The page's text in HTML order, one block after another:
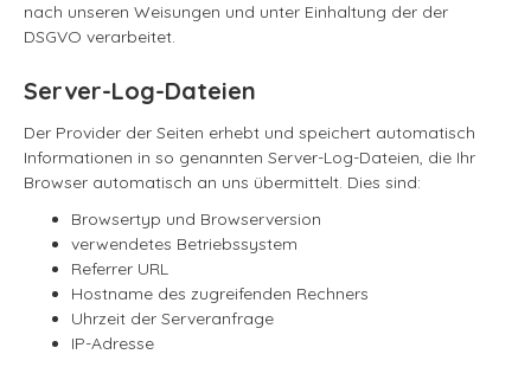
nach unseren Weisungen und unter Einhaltung der der
DSGVO verarbeitet.
Server-Log-Dateien
Der Provider der Seiten erhebt und speichert automatisch
Informationen in so genannten Server-Log-Dateien, die Ihr
Browser automatisch an uns übermittelt. Dies sind:
Browsertyp und Browserversion
verwendetes Betriebssystem
Referrer URL
Hostname des zugreifenden Rechners
Uhrzeit der Serveranfrage
IP-Adresse